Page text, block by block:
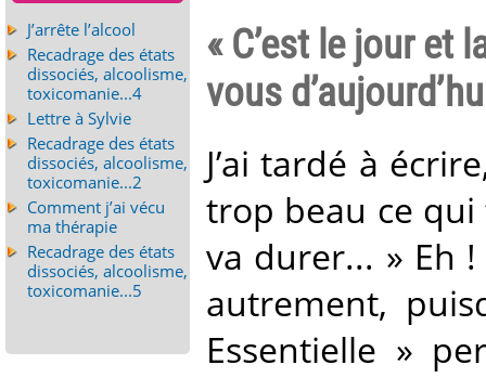
« C’est le jour et
vous
J’ai tardé à
trop beau ce qui
va durer... » Eh
autrement,
Essentielle »
J’arrête l’alcool
Recadrage des états
dissociés, alcoolisme,
toxicomanie...4
Lettre à Sylvie
Recadrage des états
dissociés, alcoolisme,
toxicomanie...2
Comment j’ai vécu
ma thérapie
Recadrage des états
dissociés, alcoolisme,
toxicomanie...5